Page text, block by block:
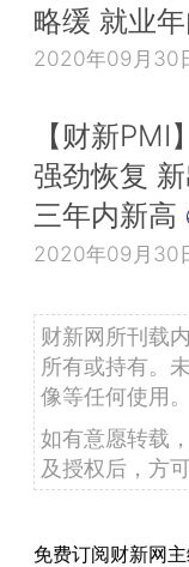
略缓 就业
2020年09月30
【财新
强劲恢复
三年内新高
2020年09月30
财新网所刊载
所有或持有。
像等任何使用。
如有意愿转载
及授权后，方可
免费订阅财新网